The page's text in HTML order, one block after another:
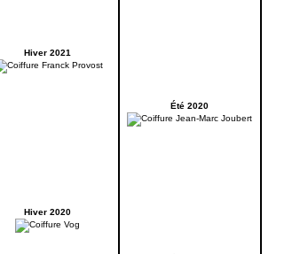
Hiver 2021
Hiver 2020
Été 2020